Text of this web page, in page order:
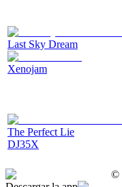
Last Sky Dream
Xenojam
The Perfect Lie
DJ35X
©